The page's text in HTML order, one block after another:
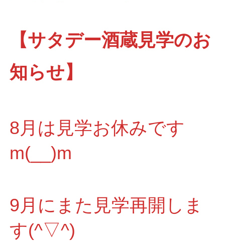
【サタデー酒蔵見学のお
知らせ】
8月は見学お休みです
m(__)m
9月にまた見学再開しま
す(^▽^)